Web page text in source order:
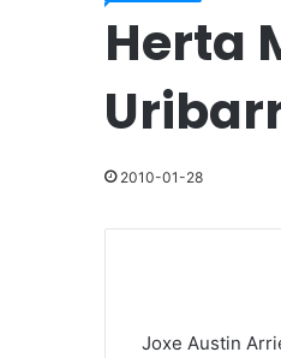
Herta
2010-01-28
Joxe Austin